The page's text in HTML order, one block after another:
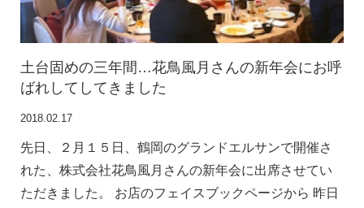
土台固めの三年間…花鳥風月さんの新年会にお呼
ばれしてしてきました
2018.02.17
先日、２月１５日、鶴岡のグランドエルサンで開催さ
れた、株式会社花鳥風月さんの新年会に出席させてい
ただきました。 お店のフェイスブックページから 昨日